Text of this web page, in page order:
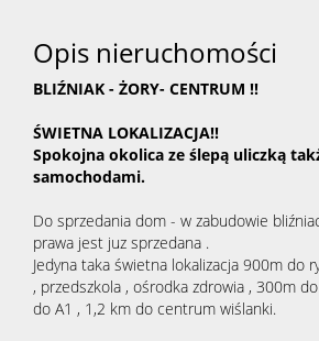
Opis nieruchomości
BLIŹNIAK - ŻORY- CENTRUM !!
ŚWIETNA LOKALIZACJA!!
Spokojna okolica ze ślepą uliczką
samochodami.
Do sprzedania dom - w zabudowie
prawa jest juz sprzedana .
Jedyna taka świetna lokalizacja 900m do
, przedszkola , ośrodka zdrowia , 300m
do A1 , 1,2 km do centrum wiślanki.